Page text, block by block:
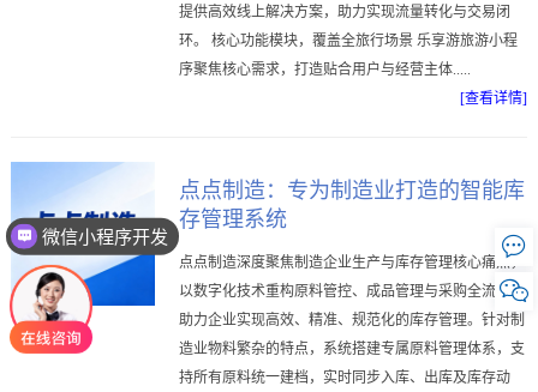
提供高效线上解决方案，助力实现流量转化与交易闭
环。 核心功能模块，覆盖全旅行场景 乐享游旅游小程
序聚焦核心需求，打造贴合用户与经营主体.....
[查看详情]
点点制造：专为制造业打造的智能库
存管理系统
点点制造深度聚焦制造企业生产与库存管理核心痛点，
以数字化技术重构原料管控、成品管理与采购全流程，
助力企业实现高效、精准、规范化的库存管理。针对制
造业物料繁杂的特点，系统搭建专属原料管理体系，支
持所有原料统一建档，实时同步入库、出库及库存动


微信小程序开发